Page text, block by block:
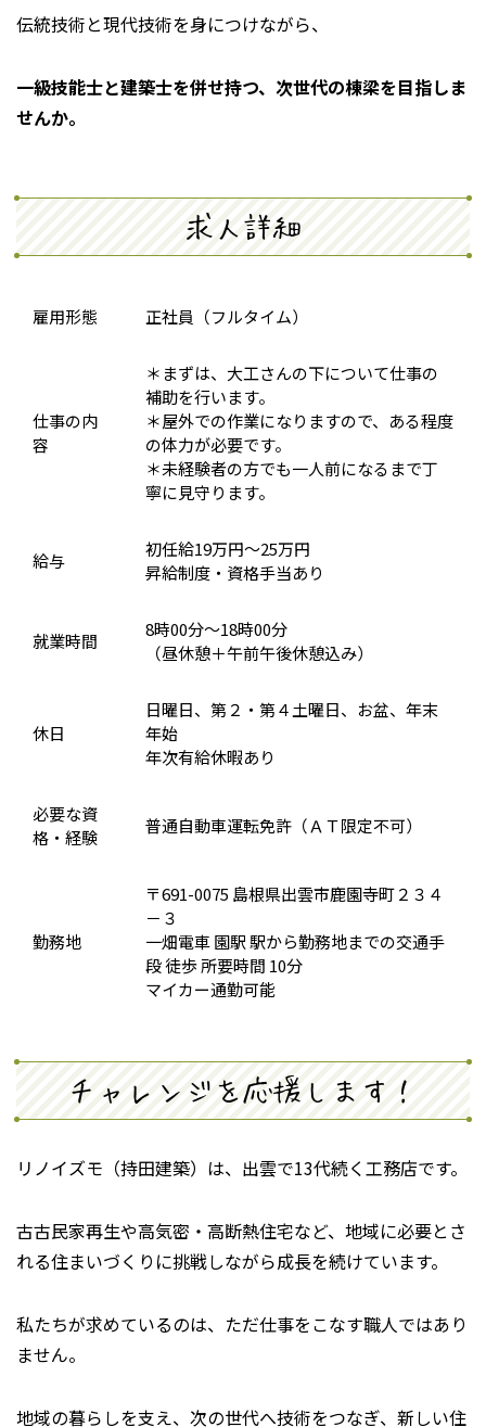
伝統技術と現代技術を身につけながら、
一級技能士と建築士を併せ持つ、次世代の棟梁を目指しま
せんか。
求人詳細
雇用形態 正社員（フルタイム）
仕事の内
容
＊まずは、大工さんの下について仕事の
補助を行います。
＊屋外での作業になりますので、ある程度
の体力が必要です。
＊未経験者の方でも一人前になるまで丁
寧に見守ります。
給与
初任給19万円〜25万円
昇給制度・資格手当あり
就業時間
8時00分〜18時00分
（昼休憩＋午前午後休憩込み）
休日
日曜日、第２・第４土曜日、お盆、年末
年始
年次有給休暇あり
必要な資
格・経験
普通自動車運転免許（ＡＴ限定不可）
勤務地
〒691-0075 島根県出雲市鹿園寺町２３４
－３
一畑電車 園駅 駅から勤務地までの交通手
段 徒歩 所要時間 10分
マイカー通勤可能
チャレンジを応援します！
リノイズモ（持田建築）は、出雲で13代続く工務店です。
古古民家再生や高気密・高断熱住宅など、地域に必要とさ
れる住まいづくりに挑戦しながら成長を続けています。
私たちが求めているのは、ただ仕事をこなす職人ではあり
ません。
地域の暮らしを支え、次の世代へ技術をつなぎ、新しい住